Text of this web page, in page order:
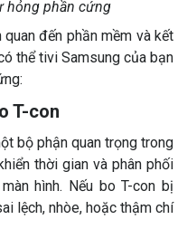
hỏng phần cứng
đến phần mềm và kết
thể tivi Samsung của bạn
T-con
bộ phận quan trọng trong
thời gian và phân phối
hình. Nếu bo T-con bị
lệch, nhòe, hoặc thậm chí